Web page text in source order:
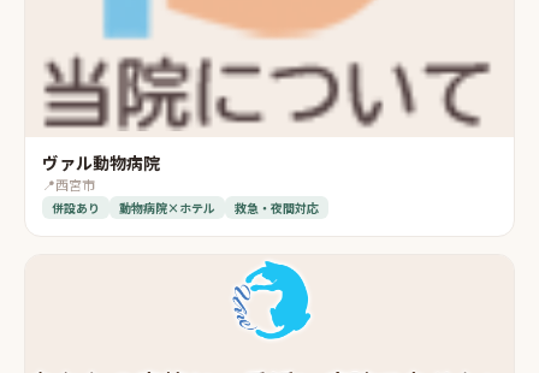
ヴァル動物病院
📍西宮市
併設あり 動物病院×ホテル 救急・夜間対応